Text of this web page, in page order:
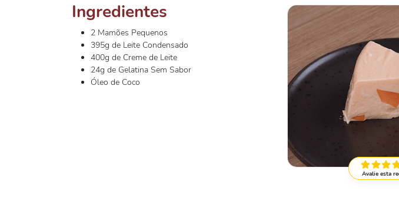
Avalie esta
Ingredientes
2 Mamões Pequenos
395g de Leite Condensado
400g de Creme de Leite
24g de Gelatina Sem Sabor
Óleo de Coco